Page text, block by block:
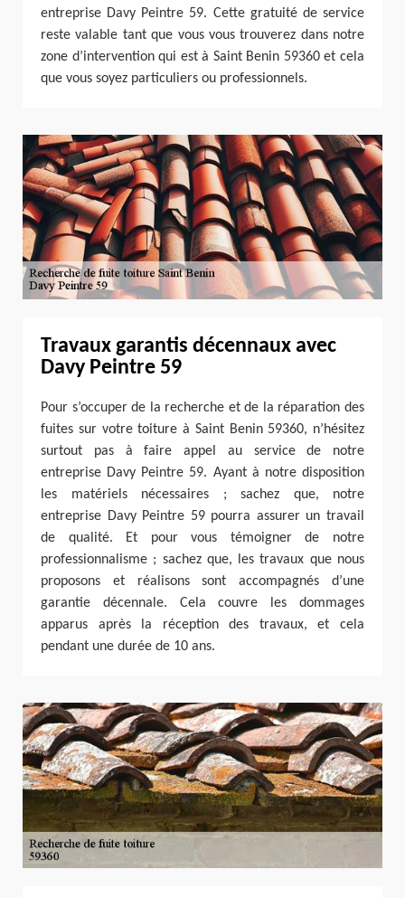
entreprise Davy Peintre 59. Cette gratuité de service
reste valable tant que vous vous trouverez dans notre
zone d’intervention qui est à Saint Benin 59360 et cela
que vous soyez particuliers ou professionnels.
Travaux garantis décennaux avec
Davy Peintre 59
Pour s’occuper de la recherche et de la réparation des
fuites sur votre toiture à Saint Benin 59360, n’hésitez
surtout pas à faire appel au service de notre
entreprise Davy Peintre 59. Ayant à notre disposition
les matériels nécessaires ; sachez que, notre
entreprise Davy Peintre 59 pourra assurer un travail
de qualité. Et pour vous témoigner de notre
professionnalisme ; sachez que, les travaux que nous
proposons et réalisons sont accompagnés d’une
garantie décennale. Cela couvre les dommages
apparus après la réception des travaux, et cela
pendant une durée de 10 ans.